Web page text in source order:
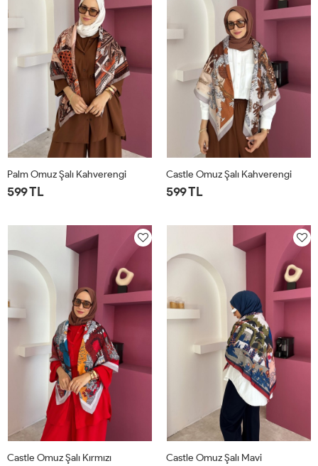
Palm Omuz Şalı Kahverengi
599 TL
Castle Omuz Şalı Kahverengi
599 TL
Castle Omuz Şalı Kırmızı Castle Omuz Şalı Mavi